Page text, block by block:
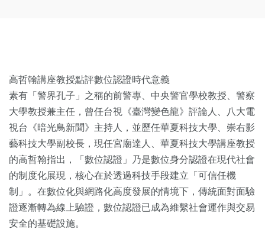
高哲翰講座教授點評數位認證時代意義
素有「警界孔子」之稱的前警專、中央警官學校教授、警察
大學教授兼主任，曾任台視《臺灣變色龍》評論人、八大電
視台《暗光鳥新聞》主持人，並歷任華夏科技大學、崇右影
藝科技大學副校長，現任宮廟達人、華夏科技大學講座教授
的高哲翰指出，「數位認證」乃是數位身分認證在現代社會
的制度化展現，核心在於透過科技手段建立「可信任機
制」。在數位化與網路化高度發展的情境下，傳統面對面驗
證逐漸轉為線上驗證，數位認證已成為維繫社會運作與交易
安全的基礎設施。